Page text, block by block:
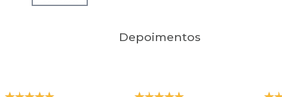
Depoimentos